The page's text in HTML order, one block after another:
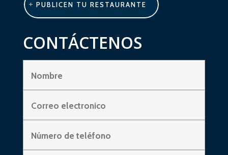
PUBLICEN TU RESTAURANTE
CONTÁCTENOS